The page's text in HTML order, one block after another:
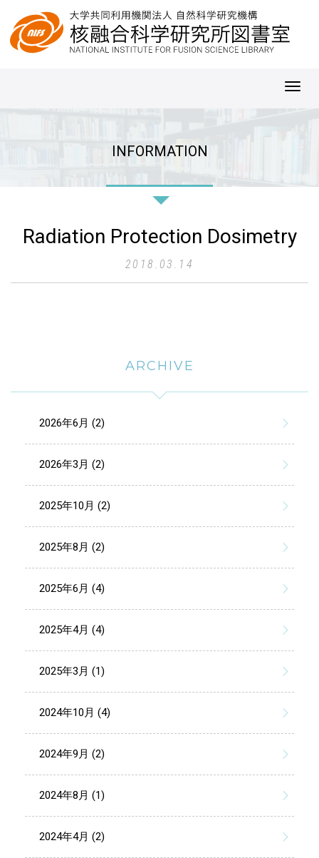
INFORMATION
Radiation Protection Dosimetry
2018.03.14
ARCHIVE
2026年6月 (2)
2026年3月 (2)
2025年10月 (2)
2025年8月 (2)
2025年6月 (4)
2025年4月 (4)
2025年3月 (1)
2024年10月 (4)
2024年9月 (2)
2024年8月 (1)
2024年4月 (2)